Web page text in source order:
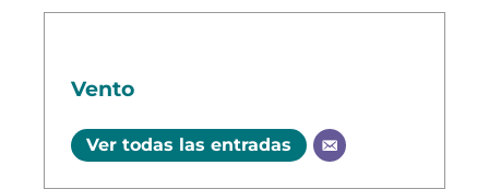
Vento
Ver todas las entradas